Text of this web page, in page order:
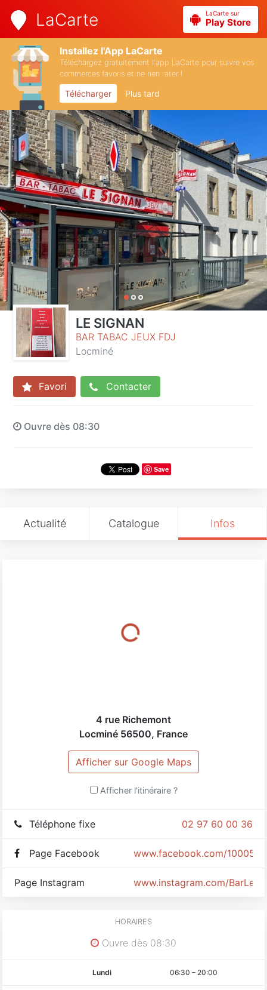
LaCarte LaCarte sur
Play Store
Installez l'App LaCarte
Téléchargez gratuitement l'app LaCarte pour suivre vos
commerces favoris et ne rien rater !
Télécharger Plus tard
LE SIGNAN
BAR TABAC JEUX FDJ
Locminé
Favori Contacter
Ouvre dès 08:30
Save
Actualité Catalogue Infos
4 rue Richemont
Locminé 56500, France
Afficher sur Google Maps
Afficher l'itinéraire ?
02 97 60 00 36
Téléphone fixe
www.facebook.com/
Page Facebook
www.instagram.com/
Page Instagram
HORAIRES
Ouvre dès 08:30
Lundi 06:30 – 20:00